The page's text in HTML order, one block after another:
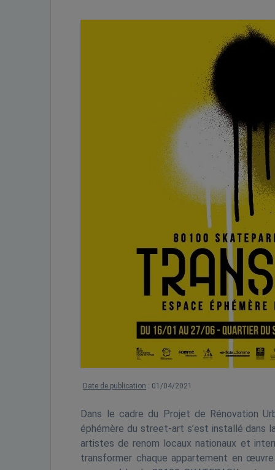
Date de publication : 01/04/2021
Dans le cadre du Projet de Rénovation
éphémère du street-art s’est installé dans
artistes de renom locaux nationaux et
transformer chaque appartement en